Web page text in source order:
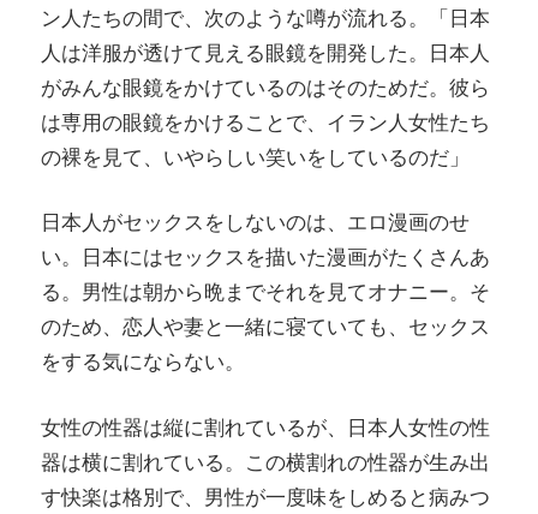
ン人たちの間で、次のような噂が流れる。「日本
人は洋服が透けて見える眼鏡を開発した。日本人
がみんな眼鏡をかけているのはそのためだ。彼ら
は専用の眼鏡をかけることで、イラン人女性たち
の裸を見て、いやらしい笑いをしているのだ」
日本人がセックスをしないのは、エロ漫画のせ
い。日本にはセックスを描いた漫画がたくさんあ
る。男性は朝から晩までそれを見てオナニー。そ
のため、恋人や妻と一緒に寝ていても、セックス
をする気にならない。
女性の性器は縦に割れているが、日本人女性の性
器は横に割れている。この横割れの性器が生み出
す快楽は格別で、男性が一度味をしめると病みつ